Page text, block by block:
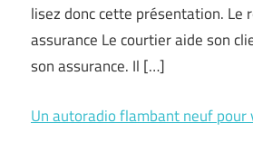
lisez donc cette présentation. Le
assurance Le courtier aide son
son assurance. Il […]
Un autoradio flambant neuf pour